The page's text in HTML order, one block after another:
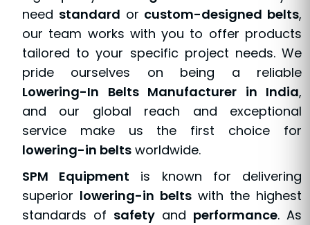
need standard or custom-designed belts,
our team works with you to offer products
tailored to your specific project needs. We
pride ourselves on being a reliable
Lowering-In Belts Manufacturer in India,
and our global reach and exceptional
service make us the first choice for
lowering-in belts worldwide.
SPM Equipment is known for delivering
superior lowering-in belts with the highest
standards of safety and performance. As